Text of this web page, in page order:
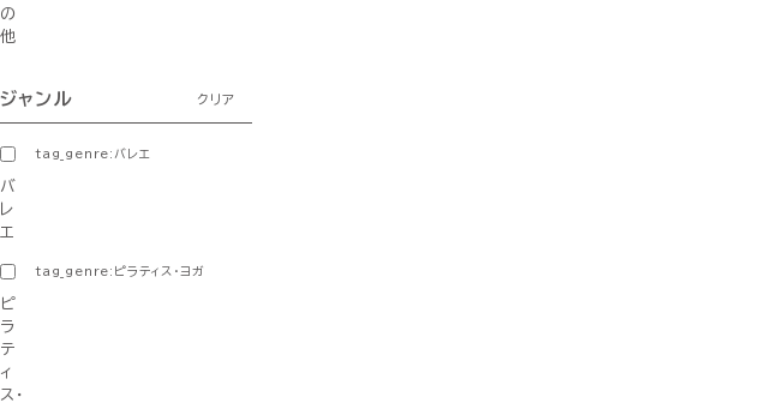
の
他
ジャンル クリア
tag_genre:バレエ
バ
レ
エ
tag_genre:ピラティス・ヨガ
ピ
ラ
テ
ィ
ス・